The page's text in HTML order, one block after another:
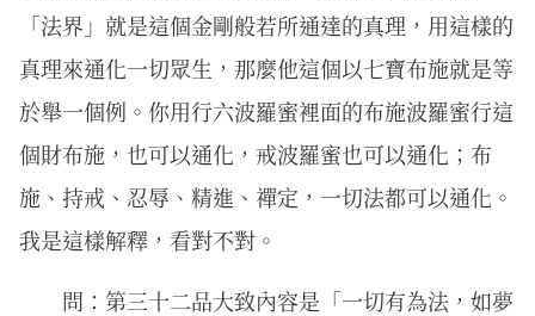
「法界」就是這個金剛般若所通達的真理，用這樣的
真理來通化一切眾生，那麼他這個以七寶布施就是等
於舉一個例。你用行六波羅蜜裡面的布施波羅蜜行這
個財布施，也可以通化，戒波羅蜜也可以通化；布
施、持戒、忍辱、精進、禪定，一切法都可以通化。
我是這樣解釋，看對不對。
問：第三十二品大致內容是「一切有為法，如夢